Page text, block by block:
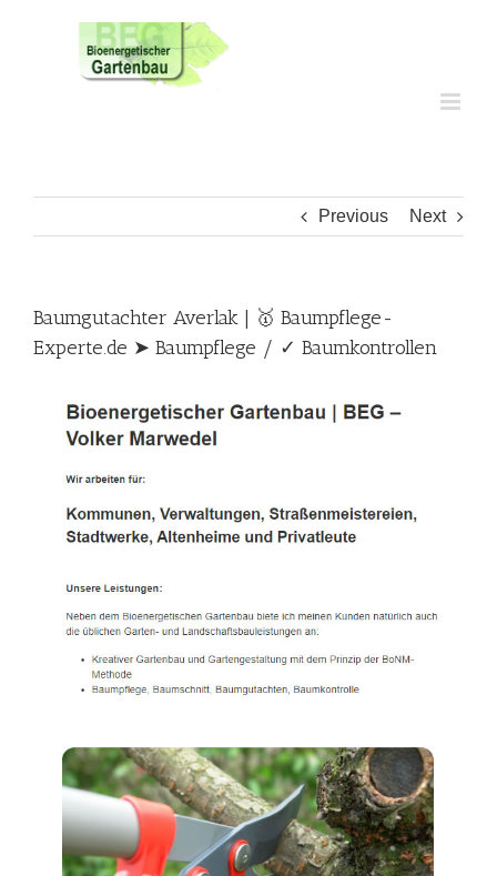
Previous Next
Baumgutachter Averlak | 🥇 Baumpflege-
Experte.de ➤ Baumpflege / ✓ Baumkontrollen